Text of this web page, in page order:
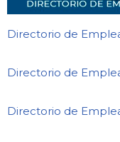
Directorio de
Directorio de
Directorio de